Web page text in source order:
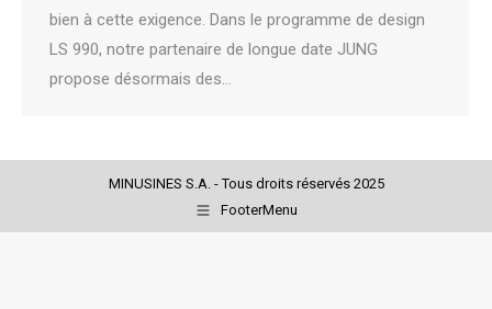
bien à cette exigence. Dans le programme de design
LS 990, notre partenaire de longue date JUNG
propose désormais des…
MINUSINES S.A. - Tous droits réservés 2025
FooterMenu